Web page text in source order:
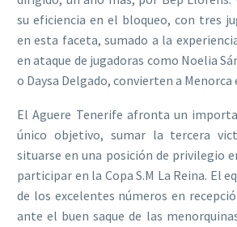
su eficiencia en el bloqueo, con tres
en esta faceta, sumado a la
en ataque de jugadoras como Noelia
o Daysa Delgado, convierten a
El Aguere Tenerife afronta un
único objetivo, sumar la tercera
situarse en una posición de privilegio
participar en la Copa S.M La Reina. El
de los excelentes números en
ante el buen saque de las